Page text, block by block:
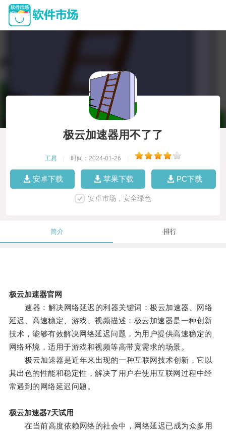
极云加速器用不了了
工具 时间：2024-01-26
安卓下载 苹果下载 PC下载
安卓市场，安全绿色
简介 排行
极云加速器官网
速器：解决网络延迟的利器关键词：极云加速器、网络
延迟、高速稳定、游戏、视频描述：极云加速器是一种创新
技术，能够有效解决网络延迟问题，为用户提供高速稳定的
网络环境，适用于游戏和视频等高带宽需求的场景。
极云加速器是近年来出现的一种互联网技术创新，它以
其出色的性能和稳定性，解决了用户在使用互联网过程中经
常遇到的网络延迟问题。
极云加速器7天试用
在当前高度依赖网络的社会中，网络延迟已成为众多用